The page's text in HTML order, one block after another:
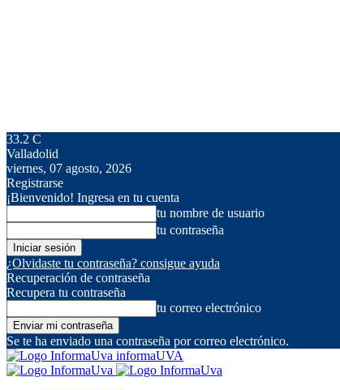
33.2 C
Valladolid
viernes, 07 agosto, 2026
Registrarse
¡Bienvenido! Ingresa en tu cuenta
tu nombre de usuario
tu contraseña
¿Olvidaste tu contraseña? consigue ayuda
Recuperación de contraseña
Recupera tu contraseña
tu correo electrónico
Se te ha enviado una contraseña por correo electrónico.
informaUVA